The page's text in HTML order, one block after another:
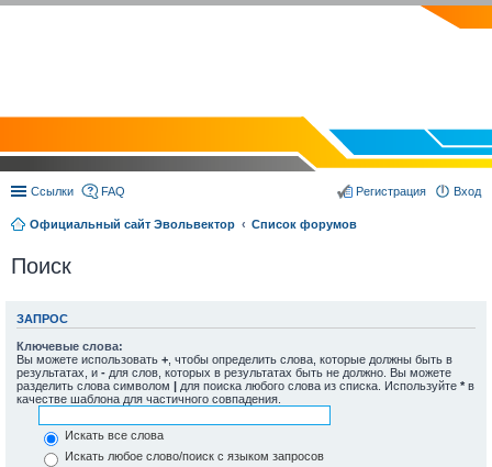
Ссылки FAQ Вход
Регистрация
Официальный сайт Эвольвектор Список форумов
Поиск
ЗАПРОС
Ключевые слова:
Вы можете использовать + , чтобы определить слова, которые должны быть в
результатах, и - для слов, которых в результатах быть не должно. Вы можете
разделить слова символом | для поиска любого слова из списка. Используйте * в
качестве шаблона для частичного совпадения.
Искать все слова
Искать любое слово/поиск с языком запросов